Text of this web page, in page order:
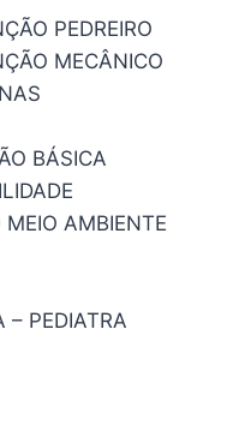
PEDREIRO
MECÂNICO
BÁSICA
AMBIENTE
– PEDIATRA